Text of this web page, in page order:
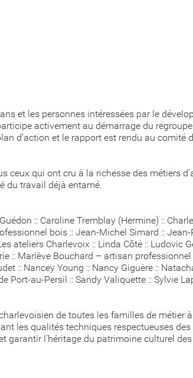
et les personnes intéressées par le
activement au démarrage du
d’action et le rapport est rendu au comité
ceux qui ont cru à la richesse des métiers
du travail déjà entamé.
:: Caroline Tremblay (Hermine) ::
bois :: Jean-Michel Simard :: Jean-
ateliers Charlevoix :: Linda Côté :: Ludovic
:: Mariève Bouchard – artisan
:: Nancey Young :: Nancy Giguère ::
Port-au-Persil :: Sandy Valiquette :: Sylvie
de toutes les familles de métier à
les qualités techniques respectueuses des
l’héritage du patrimoine culturel des